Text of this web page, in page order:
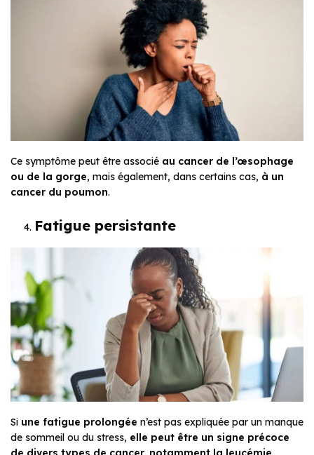
Ce symptôme peut être associé au cancer de l’œsophage
ou de la gorge, mais également, dans certains cas, à un
cancer du poumon.
Fatigue persistante
Si une fatigue prolongée n’est pas expliquée par un manque
de sommeil ou du stress, elle peut être un signe précoce